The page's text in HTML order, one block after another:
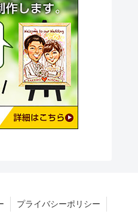
プライバシーポリシー